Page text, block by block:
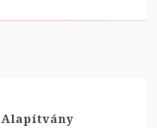
Alapítvány